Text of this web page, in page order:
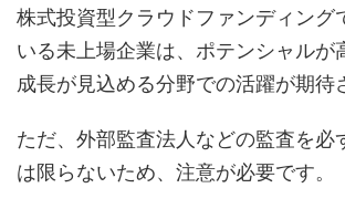
株式投資型クラウドファンディング
いる未上場企業は、ポテンシャルが
成長が見込める分野での活躍が期待
ただ、外部監査法人などの監査を必
は限らないため、注意が必要です。